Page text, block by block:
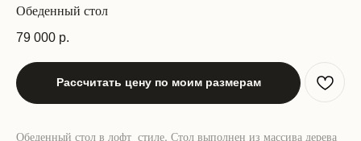
Обеденный стол
79 000 р.
Рассчитать цену по моим размерам
Обеденный стол в лофт стиле. Стол выполнен из массива дерева